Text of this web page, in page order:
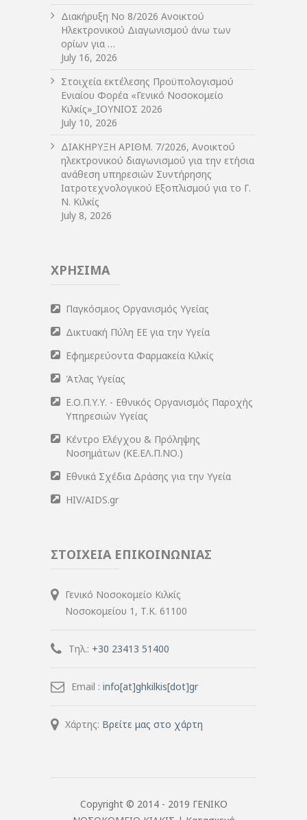
Διακήρυξη Νο 8/2026 Ανοικτού
Ηλεκτρονικού Διαγωνισμού άνω των
ορίων για …
July 16, 2026
Στοιχεία εκτέλεσης Προϋπολογισμού
Ενιαίου Φορέα «Γενικό Νοσοκομείο
Κιλκίς»_ΙΟΥΝΙΟΣ 2026
July 10, 2026
ΔIΑΚΗΡΥΞΗ ΑΡIΘΜ. 7/2026, Ανοικτού
ηλεκτρονικού διαγωνισμού για την ετήσια
ανάθεση υπηρεσιών Συντήρησης
Ιατροτεχνολογικού Εξοπλισμού για το Γ.
Ν. Κιλκίς
July 8, 2026
ΧΡΗΣΙΜΑ
Παγκόσμιος Οργανισμός Υγείας
Δικτυακή Πύλη ΕΕ για την Υγεία
Εφημερεύοντα Φαρμακεία Κιλκίς
Άτλας Υγείας
Ε.Ο.Π.Υ.Υ. - Εθνικός Οργανισμός Παροχής
Υπηρεσιών Υγείας
Κέντρο Ελέγχου & Πρόληψης
Νοσημάτων (ΚΕ.ΕΛ.Π.ΝΟ.)
Εθνικά Σχέδια Δράσης για την Υγεία
HIV/AIDS.gr
ΣΤΟΙΧΕΙΑ ΕΠΙΚΟΙΝΩΝΙΑΣ
Γενικό Νοσοκομείο Κιλκίς
Νοσοκομείου 1, Τ.Κ. 61100
Τηλ.: +30 23413 51400
Email : info[at]ghkilkis[dot]gr
Χάρτης: Βρείτε μας στο χάρτη
Copyright © 2014 - 2019 ΓΕΝΙΚΟ